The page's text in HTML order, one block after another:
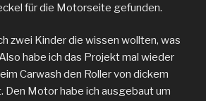
für die Motorseite gefunden.
zwei Kinder die wissen wollten, was
habe ich das Projekt mal wieder
Carwash den Roller von dickem
Den Motor habe ich ausgebaut um